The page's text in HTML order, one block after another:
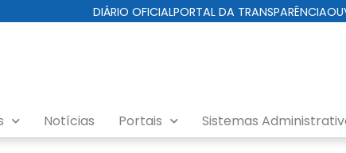
DIÁRIO OFICIALPORTAL DA TRANSPARÊNCIA
Notícias Portais Sistemas